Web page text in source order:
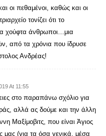
οι πεθαμένοι, καθώς και οι
τονίζει ότι το
χούφτα άνθρωποι…μια
από τα χρόνια που ίδρυσε
Ανδρέας!
At 11:55
στο παραπάνω σχόλιο για
αλλά ας δούμε και την άλλη
Μαξίμοβιτς, που είναι Ἀγιος
μας (για τα όσα γενικά, μέσα